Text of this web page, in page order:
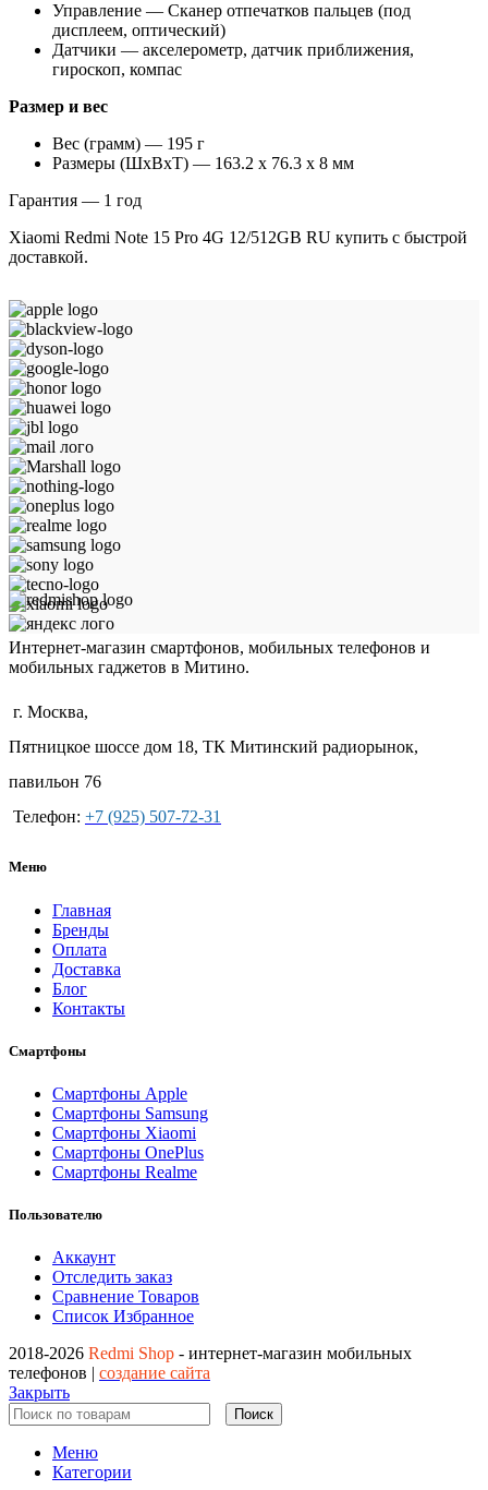
Управление — Сканер отпечатков пальцев (под
дисплеем, оптический)
Датчики — акселерометр, датчик приближения,
гироскоп, компас
Размер и вес
Вес (грамм) — 195 г
Размеры (ШxВxТ) — 163.2 x 76.3 x 8 мм
Гарантия — 1 год
Xiaomi Redmi Note 15 Pro 4G 12/512GB RU купить с быстрой
доставкой.
Интернет-магазин смартфонов, мобильных телефонов и
мобильных гаджетов в Митино.
г. Москва,
Пятницкое шоссе дом 18, ТК Митинский радиорынок,
павильон 76
Телефон: +7 (925) 507-72-31
Меню
Главная
Бренды
Оплата
Доставка
Блог
Контакты
Смартфоны
Смартфоны Apple
Смартфоны Samsung
Смартфоны Xiaomi
Смартфоны OnePlus
Смартфоны Realme
Пользователю
Аккаунт
Отследить заказ
Сравнение Товаров
Список Избранное
2018-2026 Redmi Shop - интернет-магазин мобильных
телефонов | создание сайта
Закрыть
Поиск
Меню
Категории